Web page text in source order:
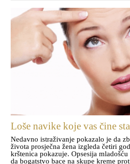
Loše navike koje vas čine
Nedavno istraživanje pokazalo je da
života prosječna žena izgleda četiri
krštenica pokazuje. Opsesija
da bogatstvo bace na skupe kreme